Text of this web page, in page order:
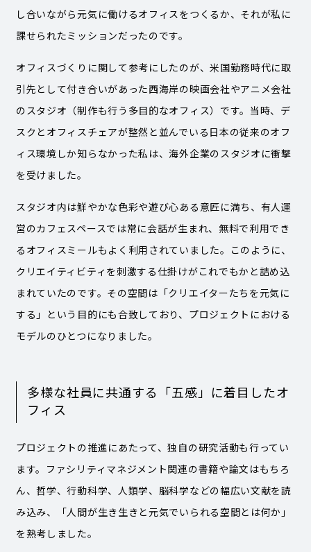
し合いながら元気に働けるオフィスをつくるか、それが私に
課せられたミッションだったのです。
オフィスづくりに関して参考にしたのが、米国勤務時代に取
引先として付き合いがあった西海岸の映画会社やアニメ会社
のスタジオ（制作も行う多目的なオフィス）です。当時、デ
スクとオフィスチェアが整然と並んでいる日本の従来のオフ
ィス環境しか知らなかった私は、海外企業のスタジオに衝撃
を受けました。
スタジオ内は鮮やかな色彩や遊び心ある意匠に満ち、有人運
営のカフェスペースでは常に会話が生まれ、無料で利用でき
るオフィスミールもよく利用されていました。このように、
クリエイティビティを刺激する仕掛けがこれでもかと詰め込
まれていたのです。その空間は「クリエイターたちを元気に
する」という目的にも合致しており、プロジェクトにおける
モデルのひとつになりました。
多様な社員に共通する「五感」に着目したオ
フィス
プロジェクトの推進にあたって、独自の研究活動も行ってい
ます。ファシリティマネジメント関連の書籍や論文はもちろ
ん、哲学、行動科学、人類学、脳科学などの幅広い文献を読
み込み、「人間が生き生きと元気でいられる空間とは何か」
を熟考しました。